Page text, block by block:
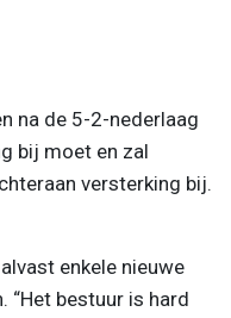
na de 5-2-nederlaag
bij moet en zal
versterking bij.
enkele nieuwe
“Het bestuur is hard